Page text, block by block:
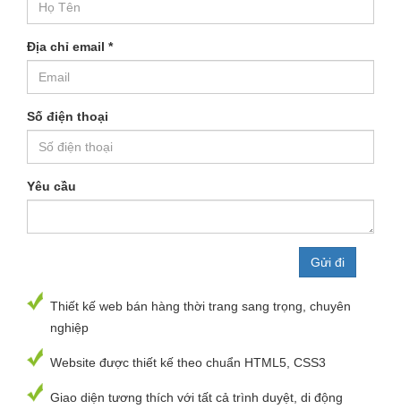
Địa chỉ email *
Số điện thoại
Yêu cầu
Thiết kế web bán hàng thời trang sang trọng, chuyên
nghiệp
Website được thiết kế theo chuẩn HTML5, CSS3
Giao diện tương thích với tất cả trình duyệt, di động